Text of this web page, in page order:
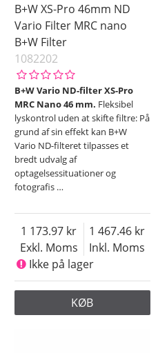
B+W XS-Pro 46mm ND
Vario Filter MRC nano
B+W Filter
1082202
B+W Vario ND-filter XS-Pro
MRC Nano 46 mm. Fleksibel
lyskontrol uden at skifte filtre: På
grund af sin effekt kan B+W
Vario ND-filteret tilpasses et
bredt udvalg af
optagelsessituationer og
fotografis …
Exkl. Moms
1 173.97
Inkl. Moms
1 467.46
Ikke på lager
KØB